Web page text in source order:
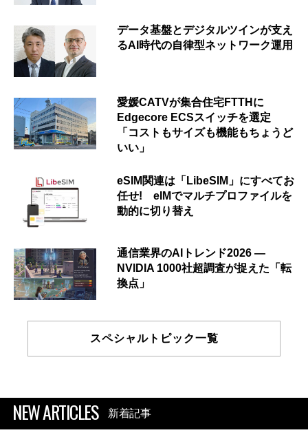
データ基盤とデジタルツインが支え
るAI時代の自律型ネットワーク運用
愛媛CATVが集合住宅FTTHに
Edgecore ECSスイッチを選定
「コストもサイズも機能もちょうど
いい」
eSIM関連は「LibeSIM」にすべてお
任せ! eIMでマルチプロファイルを
動的に切り替え
通信業界のAIトレンド2026 ―
NVIDIA 1000社超調査が捉えた「転
換点」
スペシャルトピック一覧
NEW ARTICLES 新着記事